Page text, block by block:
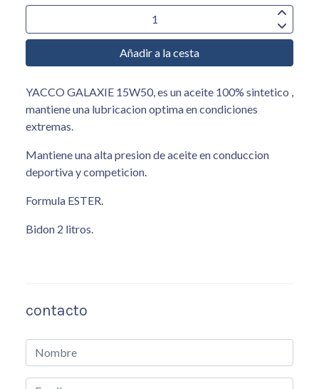
Añadir a la cesta
YACCO GALAXIE 15W50, es un aceite 100% sintetico ,
mantiene una lubricacion optima en condiciones
extremas.
Mantiene una alta presion de aceite en conduccion
deportiva y competicion.
Formula ESTER.
Bidon 2 litros.
contacto